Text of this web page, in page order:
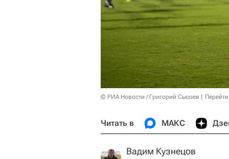
© РИА Новости / Григорий Сысоев
Читать в МАКС
Вадим Кузнецов